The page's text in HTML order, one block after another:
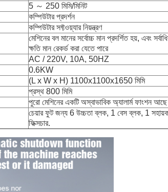
5 ～ 250 মিমি/মিনিট
কম্পিউটার প্রদর্শন
কম্পিউটার সফ্টওয়্যার নিয়ন্ত্রণ
মেশিনের বল মানের সর্বোচ্চ মান প্রদর্শিত হয়, এবং
ক্ষতি মান রেকর্ড করা যেতে পারে
AC / 220V, 10A, 50HZ
0.6KW
(L x W x H) 1100x1100x1650 মিমি
প্রস্থ 800 মিমি
পুরো মেশিনের একটি অস্বাভাবিক অ্যালার্ম ফাংশন আছে
চেয়ার ফুট জন্য 6 উচ্চতা ব্লক, 1 বেস ব্লক, 1
ফিক্সচার.